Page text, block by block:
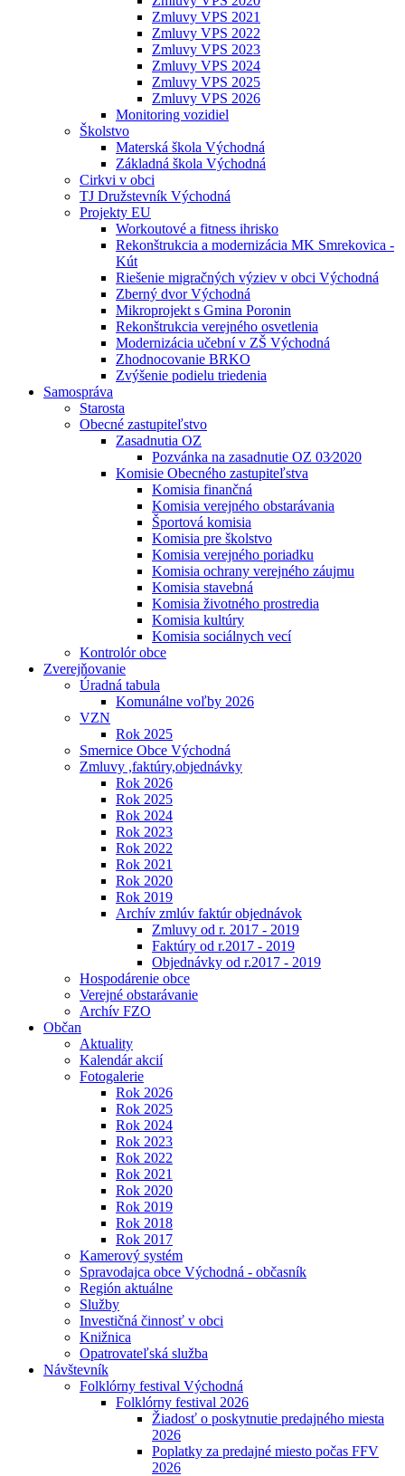
Zmluvy VPS 2021
Zmluvy VPS 2022
Zmluvy VPS 2023
Zmluvy VPS 2024
Zmluvy VPS 2025
Zmluvy VPS 2026
Monitoring vozidiel
Školstvo
Materská škola Východná
Základná škola Východná
Cirkvi v obci
TJ Družstevník Východná
Projekty EU
Workoutové a fitness ihrisko
Rekonštrukcia a modernizácia MK Smrekovica -
Kút
Riešenie migračných výziev v obci Východná
Zberný dvor Východná
Mikroprojekt s Gmina Poronin
Rekonštrukcia verejného osvetlenia
Modernizácia učební v ZŠ Východná
Zhodnocovanie BRKO
Zvýšenie podielu triedenia
Samospráva
Starosta
Obecné zastupiteľstvo
Zasadnutia OZ
Pozvánka na zasadnutie OZ 03⁄2020
Komisie Obecného zastupiteľstva
Komisia finančná
Komisia verejného obstarávania
Športová komisia
Komisia pre školstvo
Komisia verejného poriadku
Komisia ochrany verejného záujmu
Komisia stavebná
Komisia životného prostredia
Komisia kultúry
Komisia sociálnych vecí
Kontrolór obce
Zverejňovanie
Úradná tabula
Komunálne voľby 2026
VZN
Rok 2025
Smernice Obce Východná
Zmluvy ,faktúry,objednávky
Rok 2026
Rok 2025
Rok 2024
Rok 2023
Rok 2022
Rok 2021
Rok 2020
Rok 2019
Archív zmlúv faktúr objednávok
Zmluvy od r. 2017 - 2019
Faktúry od r.2017 - 2019
Objednávky od r.2017 - 2019
Hospodárenie obce
Verejné obstarávanie
Archív FZO
Občan
Aktuality
Kalendár akcií
Fotogalerie
Rok 2026
Rok 2025
Rok 2024
Rok 2023
Rok 2022
Rok 2021
Rok 2020
Rok 2019
Rok 2018
Rok 2017
Kamerový systém
Spravodajca obce Východná - občasník
Región aktuálne
Služby
Investičná činnosť v obci
Knižnica
Opatrovateľská služba
Návštevník
Folklórny festival Východná
Folklórny festival 2026
Žiadosť o poskytnutie predajného miesta
2026
Poplatky za predajné miesto počas FFV
2026